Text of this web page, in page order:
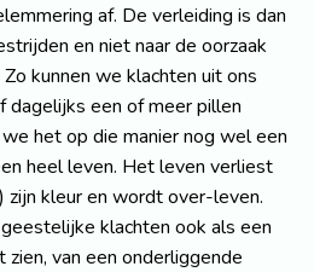
af. De verleiding is dan
en niet naar de oorzaak
kunnen we klachten uit ons
dagelijks een of meer pillen
het op die manier nog wel een
heel leven. Het leven verliest
zijn kleur en wordt over-leven.
klachten ook als een
van een onderliggende